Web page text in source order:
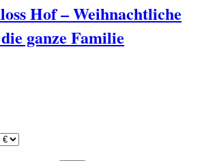
Hof – Weihnachtliche
ganze Familie